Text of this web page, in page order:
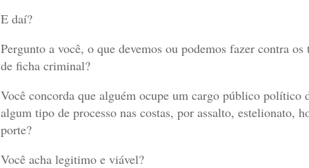
E daí?
Pergunto a você, o que devemos ou podemos fazer contra
de ficha criminal?
Você concorda que alguém ocupe um cargo público político
algum tipo de processo nas costas, por assalto, estelionato,
porte?
Você acha legitimo e viável?